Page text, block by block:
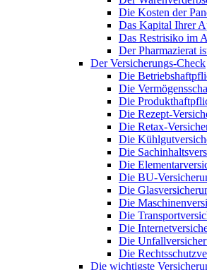
Die Kosten der
Das Kapital Ihrer
Das Restrisiko im
Der Pharmazierat
Der Versicherungs-Check
Die
Die
Die
Die Rezept-
Die Retax-
Die
Die
Die
Die BU-
Die
Die
Die
Die
Die
Die
Die wichtigste